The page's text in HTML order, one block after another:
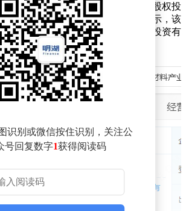
资未上市企业）；以私募基金从事股权投
管理等活动等。企查查股权穿透显示，该
集团资本有限公司、建信金融资产投资有
识别或微信按住识别，关注公
号回复数字1获得阅读码